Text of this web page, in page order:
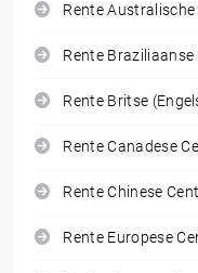
Rente
Rente
Rente Britse
Rente Canadese
Rente Chinese
Rente Europese